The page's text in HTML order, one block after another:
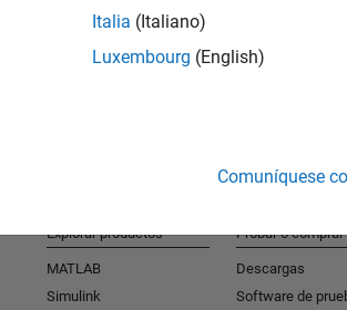
Italia (Italiano)
Luxembourg (English)
Comuníquese
Explorar productos
MATLAB
Simulink
Probar o comprar
Descargas
Software de